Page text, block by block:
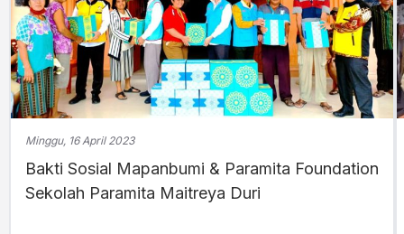
Minggu, 16 April 2023
Bakti Sosial Mapanbumi & Paramita Foundation
Sekolah Paramita Maitreya Duri